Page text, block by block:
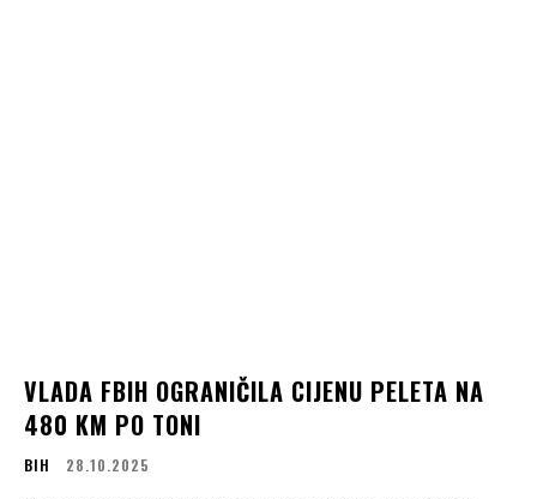
VLADA FBIH OGRANIČILA CIJENU PELETA NA
480 KM PO TONI
BIH 28.10.2025